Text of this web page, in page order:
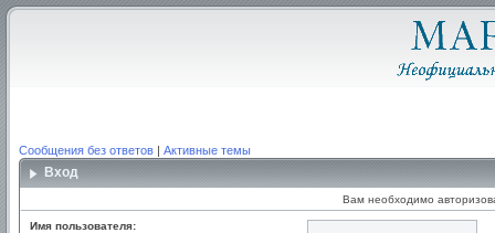
Сообщения без ответов | Активные темы
Вход
Вам необходимо
Имя пользователя: